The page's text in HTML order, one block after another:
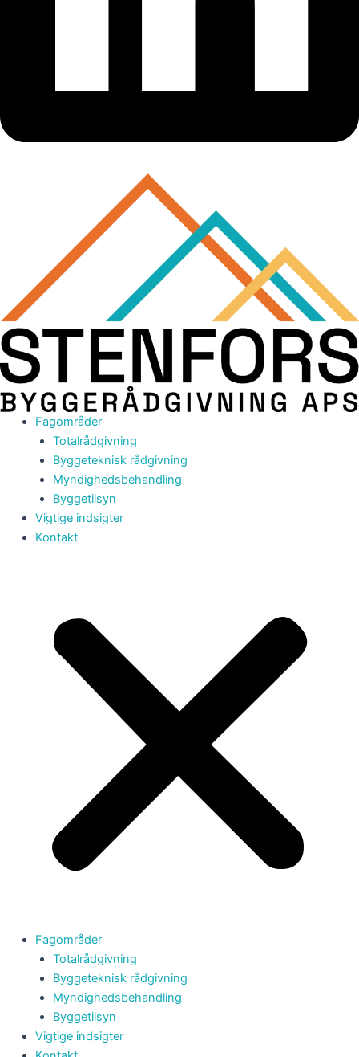
Fagområder
Totalrådgivning
Byggeteknisk rådgivning
Myndighedsbehandling
Byggetilsyn
Vigtige indsigter
Kontakt
Fagområder
Totalrådgivning
Byggeteknisk rådgivning
Myndighedsbehandling
Byggetilsyn
Vigtige indsigter